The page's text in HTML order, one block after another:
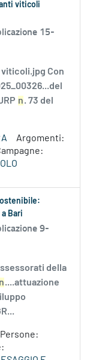
viticoli
15-
viticoli.jpg Con
n. 73 del
Argomenti:
Bari
9-
della
n....attuazione
Persone: